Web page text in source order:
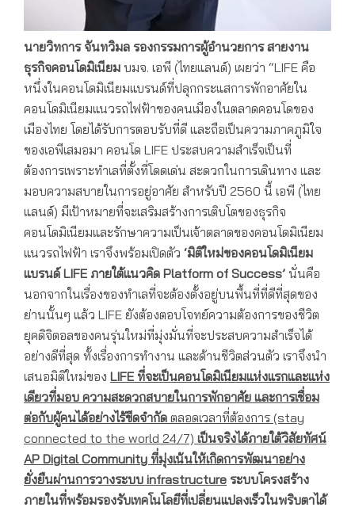
นายวิทการ จันทวิมล รองกรรมการผู้อำนวยการ สายงาน
ธุรกิจคอนโดมิเนียม บมจ. เอพี (ไทยแลนด์) เผยว่า “LIFE คือ
หนึ่งในคอนโดมิเนียมแบรนด์ที่ปลุกกระแสการพักอาศัยใน
คอนโดมิเนียมแนวรถไฟฟ้าของคนเมืองในตลาดคอนโดของ
เมืองไทย โดยได้รับการตอบรับที่ดี และถือเป็นความภาคภูมิใจ
ของเอพีเสมอมา คอนโด LIFE ประสบความสำเร็จเป็นที่
ต้องการเพราะทำเลที่ตั้งที่โดดเด่น สะดวกในการเดินทาง และ
มอบความสบายในการอยู่อาศัย สำหรับปี 2560 นี้ เอพี (ไทย
แลนด์) มีเป้าหมายที่จะเสริมสร้างการเติบโตของธุรกิจ
คอนโดมิเนียมและรักษาความเป็นเจ้าตลาดของคอนโดมิเนียม
แนวรถไฟฟ้า เราจึงพร้อมเปิดตัว ‘มิติใหม่ของคอนโดมิเนียม
แบรนด์LIFE ภายใต้แนวคิด Platform of Success’ นั่นคือ
นอกจากในเรื่องของทำเลที่จะต้องตั้งอยู่บนพื้นที่ที่ดีที่สุดของ
ย่านนั้นๆ แล้ว LIFE ยังต้องตอบโจทย์ความต้องการของชีวิต
ยุคดิจิตอลของคนรุ่นใหม่ที่มุ่งมั่นที่จะประสบความสำเร็จได้
อย่างดีที่สุด ทั้งเรื่องการทำงาน และด้านชีวิตส่วนตัว เราจึงนำ
เสนอมิติใหม่ของ LIFE ที่จะเป็นคอนโดมิเนียมแห่งแรกและแห่ง
เดียวที่มอบ ความสะดวกสบายในการพักอาศัย และการเชื่อม
ต่อกับผู้คนได้อย่างไร้ขีดจำกัด ตลอดเวลาที่ต้องการ (stay
connected to the world 24/7) เป็นจริงได้ภายใต้วิสัยทัศน์
AP Digital Community ที่มุ่งเน้นให้เกิดการพัฒนาอย่าง
ยั่งยืนผ่านการวางระบบ infrastructure ระบบโครงสร้าง
ภายในที่พร้อมรองรับเทคโนโลยีที่เปลี่ยนแปลงเร็วในพริบตาได้